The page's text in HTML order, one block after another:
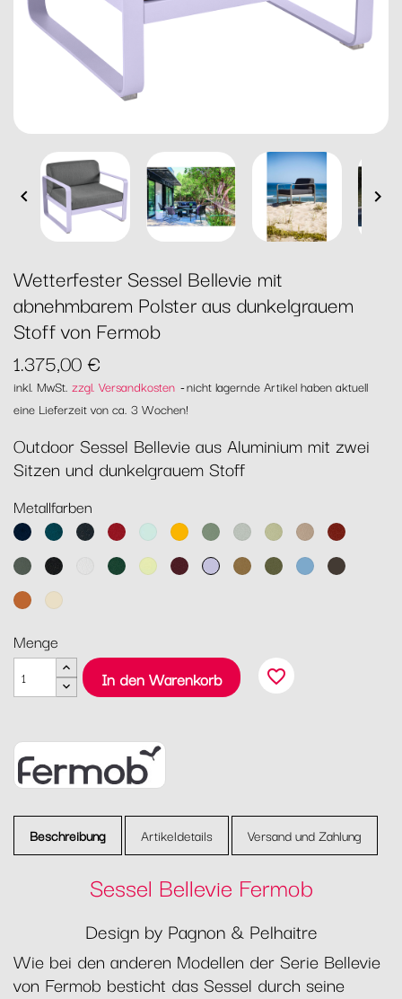
 
Wetterfester Sessel Bellevie mit
abnehmbarem Polster aus dunkelgrauem
Stoff von Fermob
1.375,00 €
inkl. MwSt. zzgl. Versandkosten nicht lagernde Artikel haben aktuell
eine Lieferzeit von ca. 3 Wochen!
Outdoor Sessel Bellevie aus Aluminium mit zwei
Sitzen und dunkelgrauem Stoff
Metallfarben
AbyssblauAcapulcoblau
Anthrazit
Chili Gletscherminze
HonigKaktusLehmgrau
LindgrünMuskatOcker
Rosmarin
Lakritz Baumwollweiß
Zederngrün
Zitronensorbet
Schwarzkirsche
Marshmallo
Lebkuchen
PestoMayaTonka
Kandierte
Latte-
Menge
In den Warenkorb
favorite_border
Beschreibung Artikeldetails Versand und Zahlung
Sessel Bellevie Fermob
Design by Pagnon & Pelhaitre
Wie bei den anderen Modellen der Serie Bellevie
von Fermob besticht das Sessel durch seine